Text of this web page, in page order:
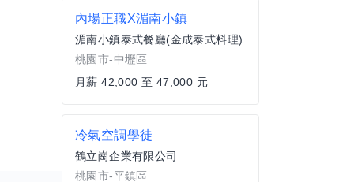
內場正職X湄南小鎮
湄南小鎮泰式餐廳(金成泰式料理)
桃園市-中壢區
月薪 42,000 至 47,000 元
冷氣空調學徒
鶴立崗企業有限公司
桃園市-平鎮區